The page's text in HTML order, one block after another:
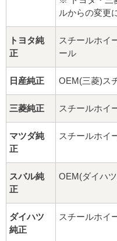
ロング袋ナット
ショート袋ナット
スチール鉄ホイール
持ち込み交換工賃
ルからの変更
トヨタ純
正
スチールホイ
ール
日産純正 OEM(三菱)ス
三菱純正 スチールホイ
マツダ純
正
スチールホイ
スバル純
正
OEM(ダイハ
ダイハツ
純正
スチールホイ